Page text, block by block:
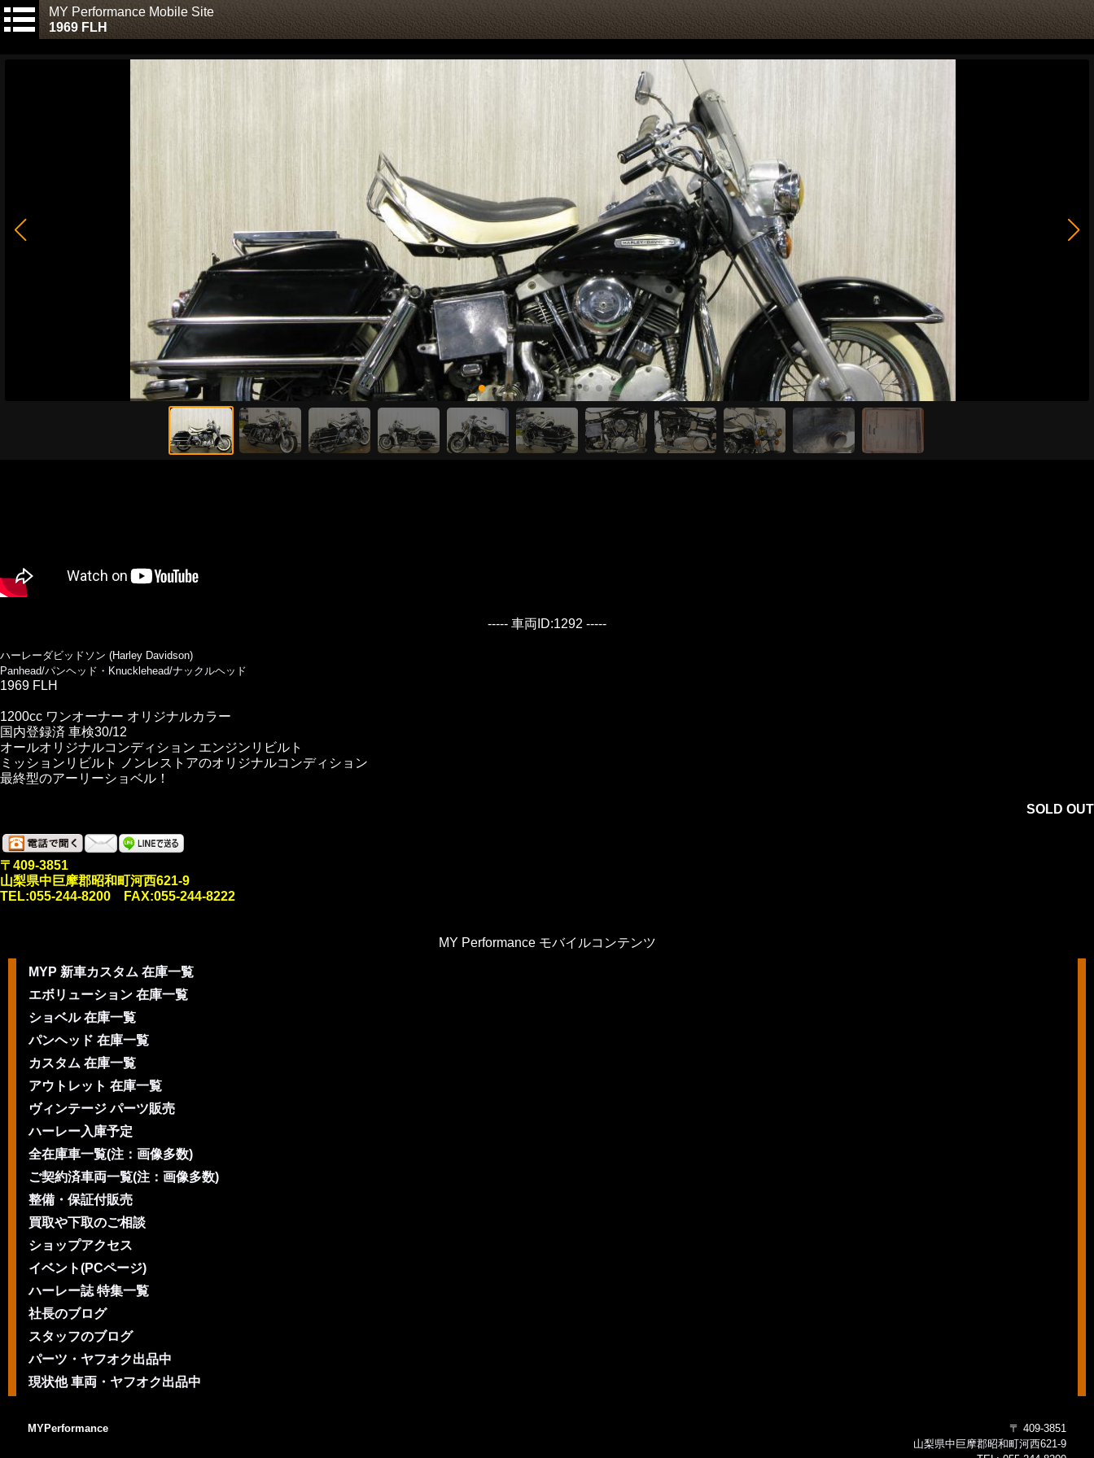
MY Performance Mobile Site
1969 FLH
----- 車両ID:1292 -----
ハーレーダビッドソン (Harley Davidson)
Panhead/パンヘッド・Knucklehead/ナックルヘッド
1969 FLH
1200cc ワンオーナー オリジナルカラー
国内登録済 車検30/12
オールオリジナルコンディション エンジンリビルト
ミッションリビルト ノンレストアのオリジナルコンディション
最終型のアーリーショベル！
SOLD OUT
〒409-3851
山梨県中巨摩郡昭和町河西621-9
TEL:055-244-8200 FAX:055-244-8222
MY Performance モバイルコンテンツ
MYP 新車カスタム 在庫一覧
エボリューション 在庫一覧
ショベル 在庫一覧
パンヘッド 在庫一覧
カスタム 在庫一覧
アウトレット 在庫一覧
ヴィンテージ パーツ販売
ハーレー入庫予定
全在庫車一覧(注：画像多数)
ご契約済車両一覧(注：画像多数)
整備・保証付販売
買取や下取のご相談
ショップアクセス
イベント(PCページ)
ハーレー誌 特集一覧
社長のブログ
スタッフのブログ
パーツ・ヤフオク出品中
現状他 車両・ヤフオク出品中
MYPerformance
〒 409-3851
山梨県中巨摩郡昭和町河西621-9